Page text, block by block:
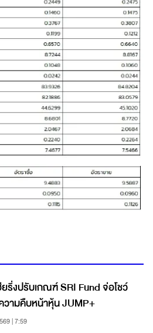
ริ่งปรับเกณฑ์ SRI Fund จ่อโชว์
ามคืบหน้าหุ้น JUMP+
| 7:59